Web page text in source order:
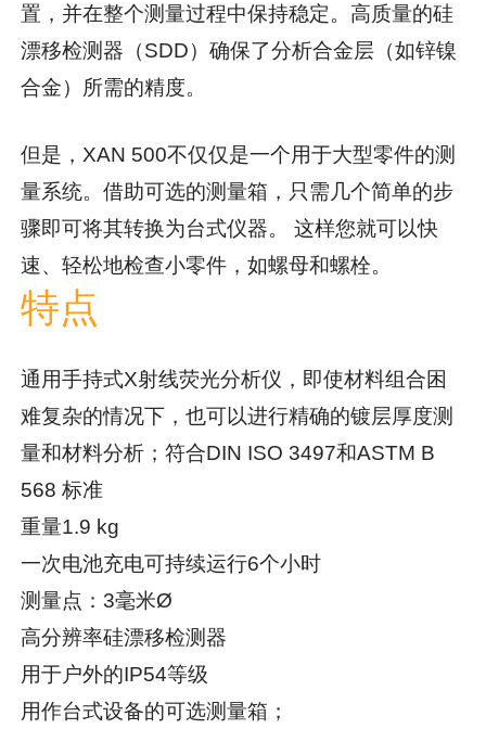
置，并在整个测量过程中保持稳定。高质量的硅
漂移检测器（SDD）确保了分析合金层（如锌镍
合金）所需的精度。
但是，XAN 500不仅仅是一个用于大型零件的测
量系统。借助可选的测量箱，只需几个简单的步
骤即可将其转换为台式仪器。 这样您就可以快
速、轻松地检查小零件，如螺母和螺栓。
特点
通用手持式X射线荧光分析仪，即使材料组合困
难复杂的情况下，也可以进行精确的镀层厚度测
量和材料分析；符合DIN ISO 3497和ASTM B
568 标准
重量1.9 kg
一次电池充电可持续运行6个小时
测量点：3毫米Ø
高分辨率硅漂移检测器
用于户外的IP54等级
用作台式设备的可选测量箱；